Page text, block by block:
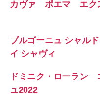
カヴァ ポエマ エク
ブルゴーニュ シャル
イ シャヴィ
ドミニク・ローラン
ュ2022